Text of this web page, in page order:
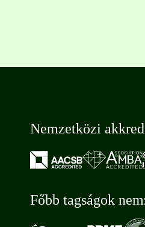
Nemzetközi
Főbb tagságok